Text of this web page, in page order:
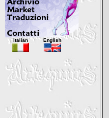
Italian English